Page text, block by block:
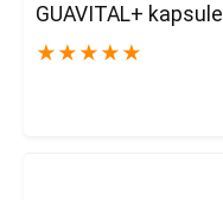
GUAVITAL+ kapsule
★ ★ ★ ★ ★